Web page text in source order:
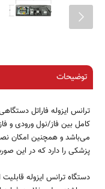
توضیحات
ترانس ایزوله فاراتل
کامل بین فاز/نول ورودی و
می‌باشد و همچنین امکان
پزشکی را دارد که در این
دستگاه‌ ترانس ایزوله